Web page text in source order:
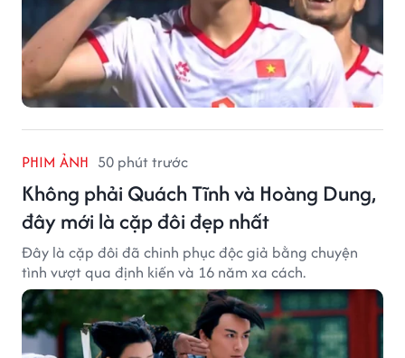
PHIM ẢNH 50 phút trước
Không phải Quách Tĩnh và Hoàng Dung,
đây mới là cặp đôi đẹp nhất
Đây là cặp đôi đã chinh phục độc giả bằng chuyện
tình vượt qua định kiến và 16 năm xa cách.